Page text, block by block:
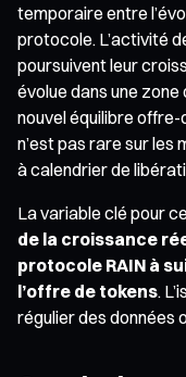
temporaire entre
protocole. L’activité
poursuivent leur
évolue dans une
nouvel équilibre
n’est pas rare sur les
à calendrier de
La variable clé pour
de la croissance
protocole RAIN à
l’offre de tokens.
régulier des données